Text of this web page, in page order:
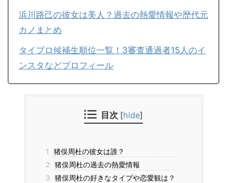
浜川路己の彼女は美人？過去の熱愛情報や歴代元
カノまとめ
タイプロ候補生順位一覧！3審査通過者15人のイ
ンスタなどプロフィール
目次 [hide]
1
猪俣周杜の彼女は誰？
2 猪俣周杜の過去の熱愛情報
3 猪俣周杜の好きなタイプや恋愛観は？